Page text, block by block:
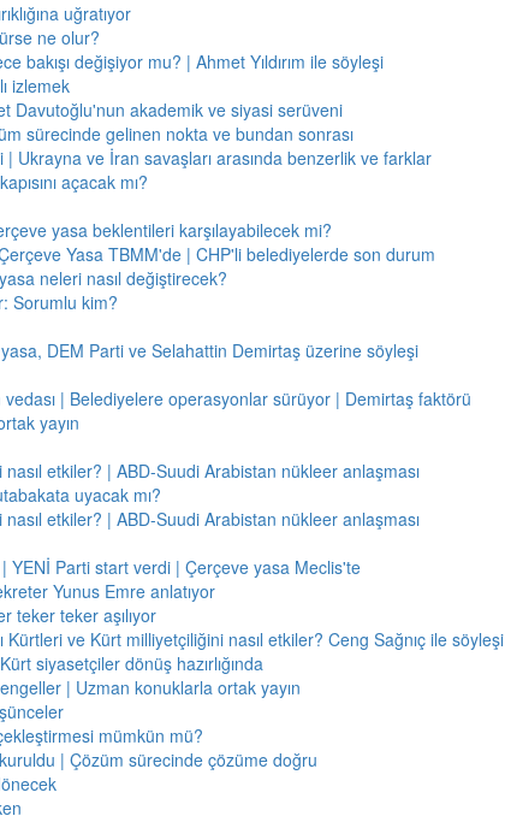
uğratıyor
ne olur?
bakışı değişiyor mu? | Ahmet Yıldırım ile söyleşi
izlemek
Davutoğlu'nun akademik ve siyasi serüveni
sürecinde gelinen nokta ve bundan sonrası
Ukrayna ve İran savaşları arasında benzerlik ve farklar
açacak mı?
yasa beklentileri karşılayabilecek mi?
Yasa TBMM'de | CHP'li belediyelerde son durum
neleri nasıl değiştirecek?
Sorumlu kim?
DEM Parti ve Selahattin Demirtaş üzerine söyleşi
| Belediyelere operasyonlar sürüyor | Demirtaş faktörü
yayın
etkiler? | ABD-Suudi Arabistan nükleer anlaşması
uyacak mı?
etkiler? | ABD-Suudi Arabistan nükleer anlaşması
YENİ Parti start verdi | Çerçeve yasa Meclis'te
Yunus Emre anlatıyor
teker teker aşılıyor
ve Kürt milliyetçiliğini nasıl etkiler? Ceng Sağnıç ile söyleşi
siyasetçiler dönüş hazırlığında
| Uzman konuklarla ortak yayın
mümkün mü?
| Çözüm sürecinde çözüme doğru